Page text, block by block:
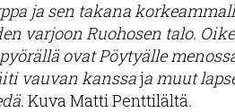
ja sen takana
varjoon Ruohosen talo.
ovat Pöytyälle
vauvan kanssaja muut
Kuva Matti Penttilältä.